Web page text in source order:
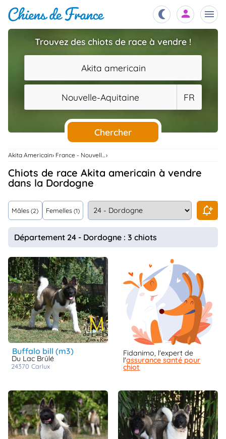
Chiots
Éleveurs
Étalons
Chiens
Services
..
Assurances
Connexion
Trouvez des chiots de race à vendre !
Akita americain
Nouvelle-Aquitaine FR
Chercher
Akita Americain France - Nouvelle-Aquitaine
Chiots de race Akita americain à vendre
dans la Dordogne
Mâles (2) Femelles (1)
Département 24 - Dordogne : 3 chiots
buffalo bill (m3)
Du Lac Brûlé
24370 carlux
Fidanimo, l'expert de
l'assurance santé pour
chiot